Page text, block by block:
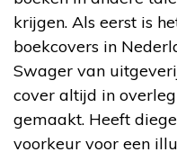
krijgen. Als eerst is
boekcovers in
Swager van
cover altijd in
gemaakt. Heeft
voorkeur voor een